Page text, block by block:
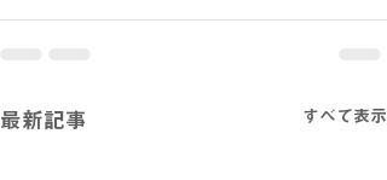
最新記事 すべて表示